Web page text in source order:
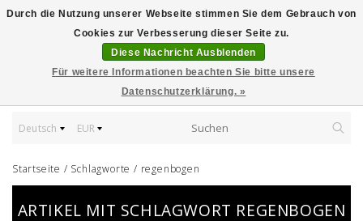
Deutsch EUR
Startseite / Schlagworte / regenbogen
ARTIKEL MIT SCHLAGWORT REGENBOGEN
Durch die Nutzung unserer Webseite stimmen Sie dem Gebrauch von
Cookies zur Verbesserung dieser Seite zu.
Diese Nachricht Ausblenden
Für weitere Informationen beachten Sie bitte unsere
Datenschutzerklärung. »